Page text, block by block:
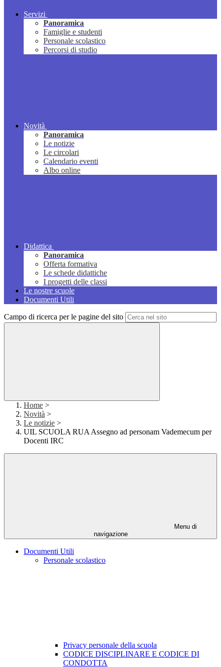
Servizi
Panoramica
Famiglie e studenti
Personale scolastico
Percorsi di studio
Novità
Panoramica
Le notizie
Le circolari
Calendario eventi
Albo online
Didattica
Panoramica
Offerta formativa
Le schede didattiche
I progetti delle classi
Le nostre scuole
Documenti Utili
Campo di ricerca per le pagine del sito
Home >
Novità >
Le notizie >
UIL SCUOLA RUA Assegno ad personam Vademecum per
Docenti IRC
Menu di
navigazione
Documenti Utili
Personale scolastico
Privacy personale della scuola
CODICE DISCIPLINARE E CODICE DI
CONDOTTA